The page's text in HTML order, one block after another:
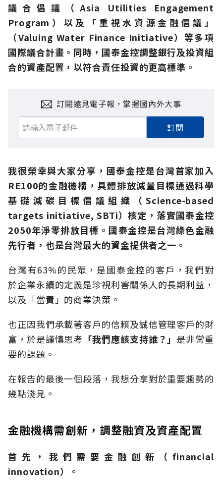
議合倡議（Asia Utilities Engagement
Program）以及「重視水資源金融倡議」
（Valuing Water Finance Initiative）等多項
國際議合計畫。同時，國泰金控調整銀行及投資組
合的資產配置，以符合責任投資的更高標準。
訂閱遠見電子報，掌握國內外大事
訂閱
我很榮幸與大家分享，國泰金控是台灣首家加入
RE100的金融機構，具體排放減量目標通過科學
基礎減碳目標倡議組織（Science-based
targets initiative, SBTi）核定，落實國泰金控
2050年淨零排放目標。國泰金控是台灣綠色金融
先行者，也是台灣最大的資金提供者之一。
台灣有63%的民眾，是國泰金控的客戶，我們對
於企業永續的定義是珍視利害關係人的長期利益，
以及「當責」的商業決策。
也正因我們承載著客戶的信賴及誠信管理客戶的財
富，於是謹慎思考 「我們應該支持誰？」 是非常重
要的課題。
在報告的最後一個段落，我想分享對於重要趨勢的
幾點淺見。
金融機構需創新，調整融資及資產配置
首先，我們需要金融創新（financial
innovation）。